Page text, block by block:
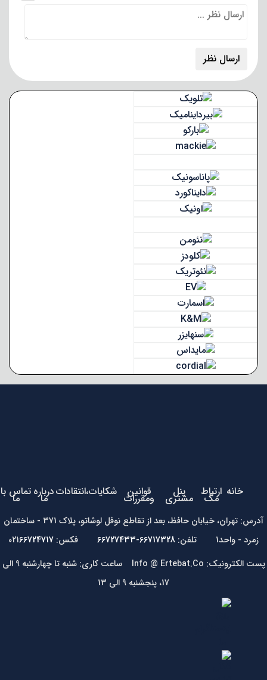
خانه ارتباط
مگ پنل
مشتری قوانین
ومقررات شکایات،انتقاداتدرباره
ما تماس با
ما
آدرس: تهران، خیابان حافظ، بعد از تقاطع نوفل لوشاتو، پلاک 371 - ساختمان
زمرد - واحد1 تلفن:
66717328-66727433 فکس: 021 66724717
پست الکترونیک: Info @ Ertebat.Co ساعت کاری: شنبه تا چهارشنبه 9 الی
17، پنجشنبه 9 الی 13